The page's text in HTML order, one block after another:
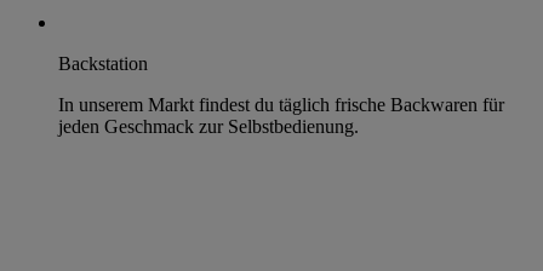
Backstation
In unserem Markt findest du täglich frische Backwaren für
jeden Geschmack zur Selbstbedienung.